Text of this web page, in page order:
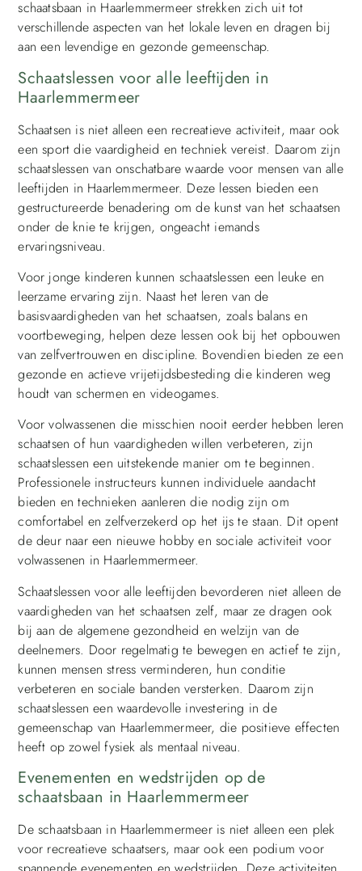
schaatsbaan in Haarlemmermeer strekken zich uit tot
verschillende aspecten van het lokale leven en dragen bij
aan een levendige en gezonde gemeenschap.
Schaatslessen voor alle leeftijden in
Haarlemmermeer
Schaatsen is niet alleen een recreatieve activiteit, maar ook
een sport die vaardigheid en techniek vereist. Daarom zijn
schaatslessen van onschatbare waarde voor mensen van alle
leeftijden in Haarlemmermeer. Deze lessen bieden een
gestructureerde benadering om de kunst van het schaatsen
onder de knie te krijgen, ongeacht iemands
ervaringsniveau.
Voor jonge kinderen kunnen schaatslessen een leuke en
leerzame ervaring zijn. Naast het leren van de
basisvaardigheden van het schaatsen, zoals balans en
voortbeweging, helpen deze lessen ook bij het opbouwen
van zelfvertrouwen en discipline. Bovendien bieden ze een
gezonde en actieve vrijetijdsbesteding die kinderen weg
houdt van schermen en videogames.
Voor volwassenen die misschien nooit eerder hebben leren
schaatsen of hun vaardigheden willen verbeteren, zijn
schaatslessen een uitstekende manier om te beginnen.
Professionele instructeurs kunnen individuele aandacht
bieden en technieken aanleren die nodig zijn om
comfortabel en zelfverzekerd op het ijs te staan. Dit opent
de deur naar een nieuwe hobby en sociale activiteit voor
volwassenen in Haarlemmermeer.
Schaatslessen voor alle leeftijden bevorderen niet alleen de
vaardigheden van het schaatsen zelf, maar ze dragen ook
bij aan de algemene gezondheid en welzijn van de
deelnemers. Door regelmatig te bewegen en actief te zijn,
kunnen mensen stress verminderen, hun conditie
verbeteren en sociale banden versterken. Daarom zijn
schaatslessen een waardevolle investering in de
gemeenschap van Haarlemmermeer, die positieve effecten
heeft op zowel fysiek als mentaal niveau.
Evenementen en wedstrijden op de
schaatsbaan in Haarlemmermeer
De schaatsbaan in Haarlemmermeer is niet alleen een plek
voor recreatieve schaatsers, maar ook een podium voor